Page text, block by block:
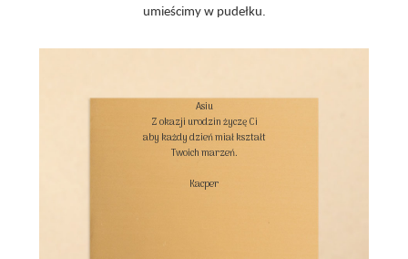
umieścimy w pudełku.
Asiu
Z okazji urodzin życzę Ci
aby każdy dzień miał kształt
Twoich marzeń.
Kacper